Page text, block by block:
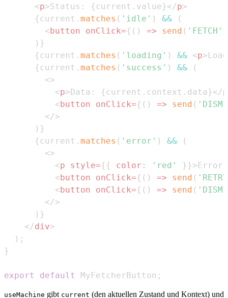
<p>Status: { current . value}</p>
{ current . matches ( 'idle' ) &&
(
<button onClick={ ( ) => send ( 'FETCH'
) }
{ current . matches ( 'loading' ) && <p>
{ current . matches ( 'success' ) &&
(
<>
<p>Data: { current . context . data }</p
<button onClick={ ( ) => send (
</>
) }
{ current . matches ( 'error' ) &&
(
<>
<p style={ { color : 'red' } }>
<button onClick={ ( ) => send (
<button onClick={ ( ) => send (
</>
) }
</div>
) ;
}
export default MyFetcherButton ;
useMachine gibt current (den aktuellen Zustand und Kontext) und